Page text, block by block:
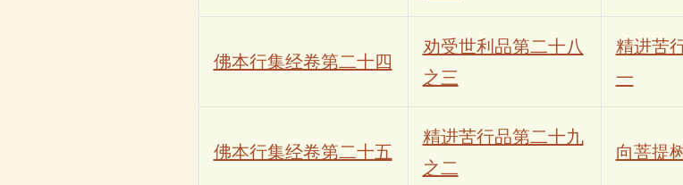
佛本行集经卷第二十四
劝受世利品第二十八
之三
精进苦
一
佛本行集经卷第二十五
精进苦行品第二十九
之二
向菩提